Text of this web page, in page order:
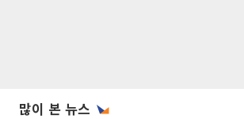
많이 본 뉴스